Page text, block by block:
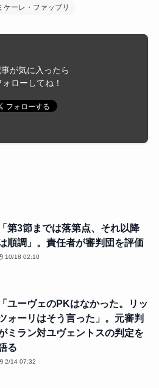
ケーレ・ファッブリ
が気に入ったら
ォローしてね！
「第3節までは落第点、それ以降
順調」。責任者が審判団を評価
10/18 02:10
「ユーヴェのPKはなかった。リッ
ォーリはそう言った」。元審判
ミラン対ユヴェントスの判定を
る
2/14 07:32